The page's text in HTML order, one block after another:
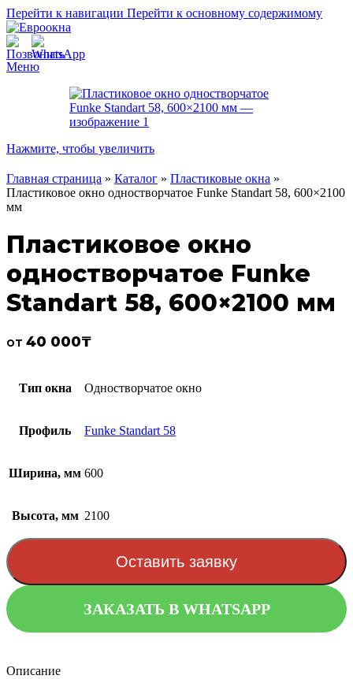
Перейти к навигации Перейти к основному содержимому
Меню
Нажмите, чтобы увеличить
Главная страница » Каталог » Пластиковые окна »
Пластиковое окно одностворчатое Funke Standart 58, 600×2100
мм
Пластиковое окно
одностворчатое Funke
Standart 58, 600×2100 мм
от 40 000₸
Тип окна Одностворчатое окно
Профиль Funke Standart 58
Ширина, мм 600
Высота, мм 2100
Оставить заявку
ЗАКАЗАТЬ В WHATSAPP
Описание